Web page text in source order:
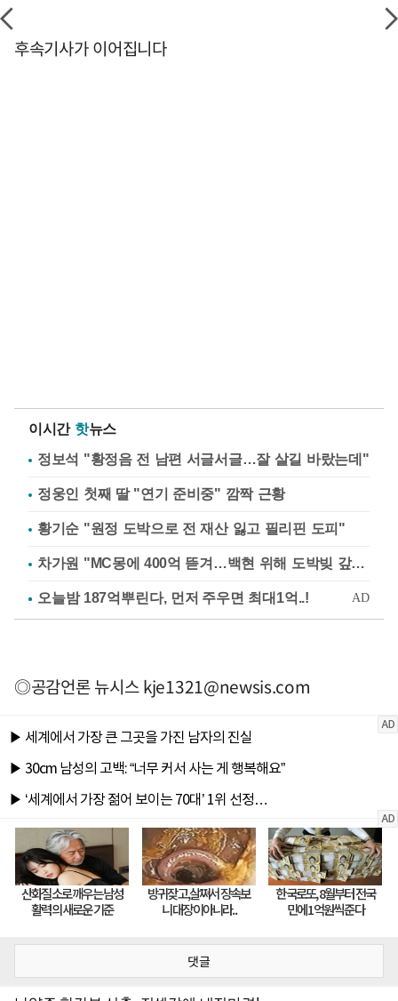
후속기사가 이어집니다
이시간 핫뉴스
정보석 "황정음 전 남편 서글서글…잘 살길 바랐는데"
정웅인 첫째 딸 "연기 준비중" 깜짝 근황
황기순 "원정 도박으로 전 재산 잃고 필리핀 도피"
차가원 "MC몽에 400억 뜯겨…백현 위해 도박빚 갚아줘"
◎공감언론 뉴시스kje1321@newsis.com
댓글